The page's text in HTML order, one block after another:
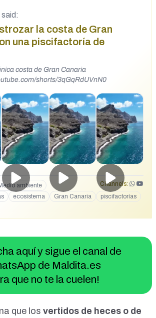
la costa de Gran
una piscifactoría de
costa de Gran Canaria
shorts/3qGqRdUVnN0
ambiente
Channels:
ecosistema Gran Canaria
piscifactorías
aquí y sigue el canal de
de Maldita.es
que no te la cuelen!
que los vertidos de heces o de